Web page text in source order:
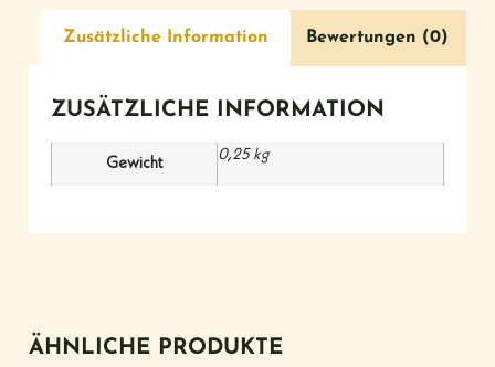
Zusätzliche Information Bewertungen (0)
ZUSÄTZLICHE INFORMATION
Gewicht
0,25 kg
ÄHNLICHE PRODUKTE